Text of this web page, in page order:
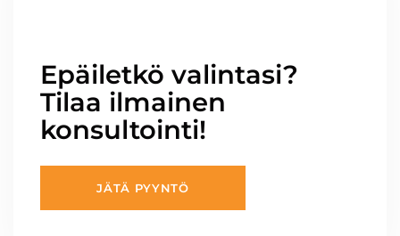
Epäiletkö valintasi?
Tilaa ilmainen
konsultointi!
JÄTÄ PYYNTÖ